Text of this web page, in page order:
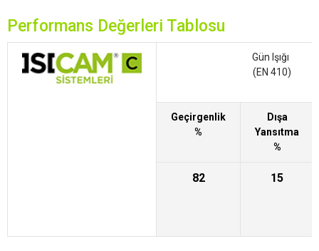
Performans Değerleri Tablosu
Gün Işığı
(EN 410)
Geçirgenlik
%
Dışa
Yansıtma
%
82 15